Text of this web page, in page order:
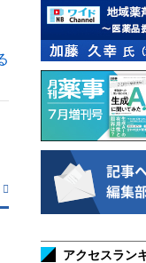
アクセスラン